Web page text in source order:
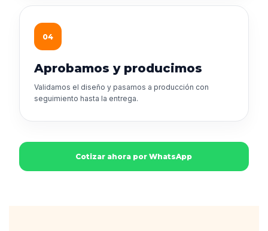
04
Aprobamos y producimos
Validamos el diseño y pasamos a producción con
seguimiento hasta la entrega.
Cotizar ahora por WhatsApp